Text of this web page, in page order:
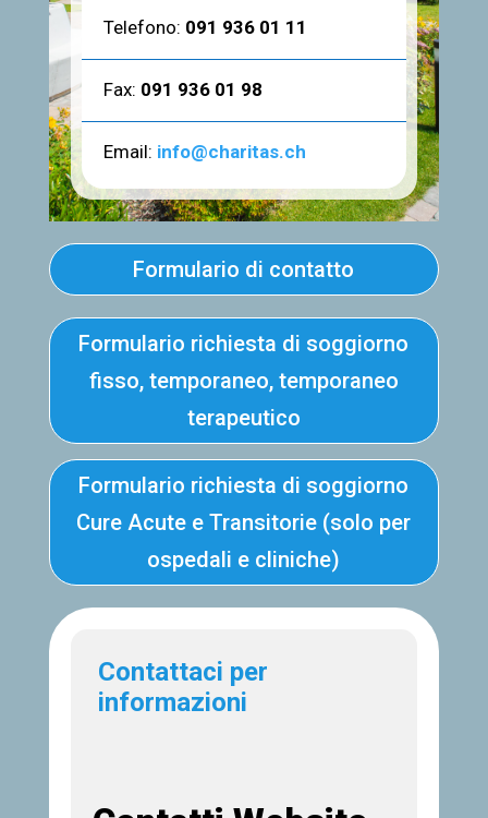
Telefono: 091 936 01 11
Fax: 091 936 01 98
Email: info@charitas.ch
Formulario di contatto
Formulario richiesta di soggiorno
fisso, temporaneo, temporaneo
terapeutico
Formulario richiesta di soggiorno
Cure Acute e Transitorie (solo per
ospedali e cliniche)
Contattaci per
informazioni